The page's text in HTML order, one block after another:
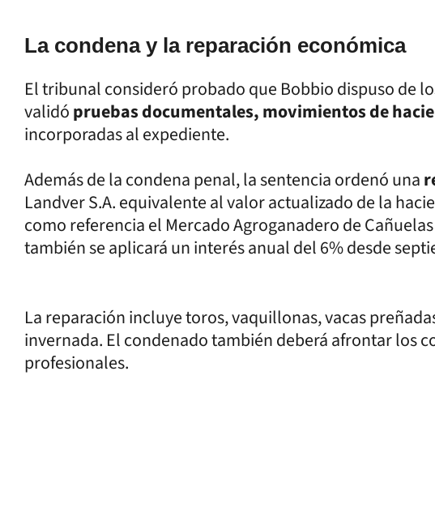
La condena y la reparación económica
El tribunal consideró probado que Bobbio dispuso de
validópruebas documentales, movimientos de
incorporadas al expediente.
Además de la condena penal, la sentencia ordenó una
Landver S.A. equivalente al valor actualizado de la
como referencia el Mercado Agroganadero de
también se aplicará un interés anual del 6% desde
La reparación incluye toros, vaquillonas, vacas
invernada. El condenado también deberá afrontar los
profesionales.